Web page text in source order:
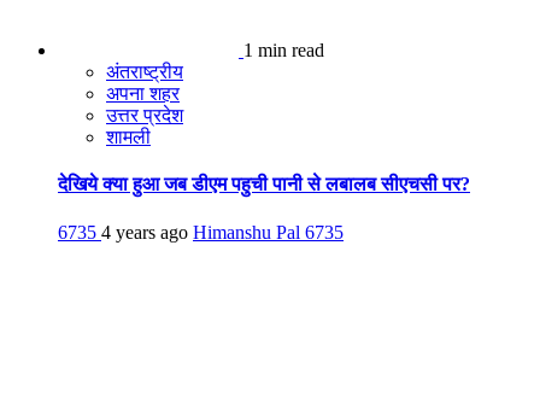
1 min read
अंतराष्ट्रीय
अपना शहर
उत्तर प्रदेश
शामली
देखिये क्या हुआ जब डीएम पहुची पानी से लबालब सीएचसी पर?
6735 4 years ago Himanshu Pal 6735